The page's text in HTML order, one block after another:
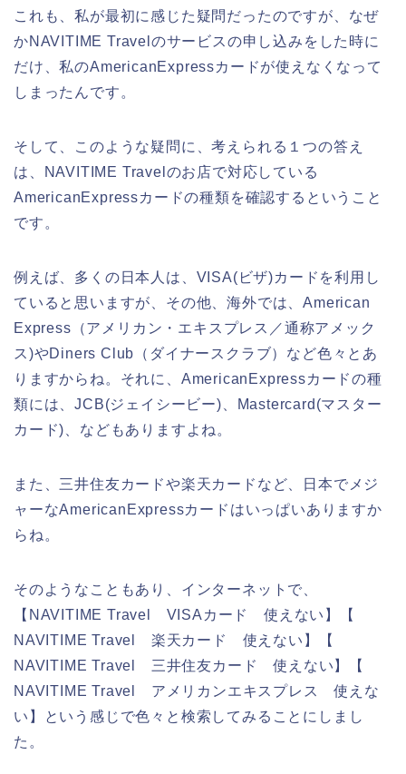
これも、私が最初に感じた疑問だったのですが、なぜ
かNAVITIME Travelのサービスの申し込みをした時に
だけ、私のAmericanExpressカードが使えなくなって
しまったんです。
そして、このような疑問に、考えられる１つの答え
は、NAVITIME Travelのお店で対応している
AmericanExpressカードの種類を確認するということ
です。
例えば、多くの日本人は、VISA(ビザ)カードを利用し
ていると思いますが、その他、海外では、American
Express（アメリカン・エキスプレス／通称アメック
ス)やDiners Club（ダイナースクラブ）など色々とあ
りますからね。それに、AmericanExpressカードの種
類には、JCB(ジェイシービー)、Mastercard(マスター
カード)、などもありますよね。
また、三井住友カードや楽天カードなど、日本でメジ
ャーなAmericanExpressカードはいっぱいありますか
らね。
そのようなこともあり、インターネットで、
【NAVITIME Travel VISAカード 使えない】【
NAVITIME Travel 楽天カード 使えない】【
NAVITIME Travel 三井住友カード 使えない】【
NAVITIME Travel アメリカンエキスプレス 使えな
い】という感じで色々と検索してみることにしまし
た。